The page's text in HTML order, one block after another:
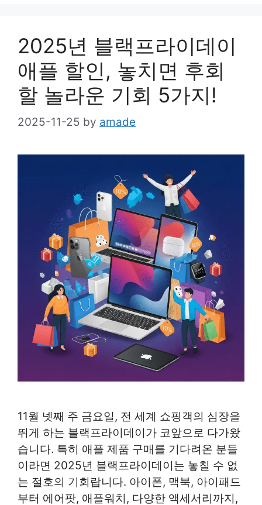
2025년 블랙프라이데이
애플 할인, 놓치면 후회
할 놀라운 기회 5가지!
2025-11-25 by amade
11월 넷째 주 금요일, 전 세계 쇼핑객의 심장을
뛰게 하는 블랙프라이데이가 코앞으로 다가왔
습니다. 특히 애플 제품 구매를 기다려온 분들
이라면 2025년 블랙프라이데이는 놓칠 수 없
는 절호의 기회랍니다. 아이폰, 맥북, 아이패드
부터 에어팟, 애플워치, 다양한 액세서리까지,